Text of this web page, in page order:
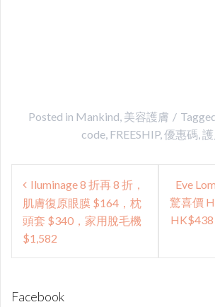
Posted in Mankind 美容護膚
code, FREESHIP, 優惠碼
Post
navigation
Iluminage 8 折再 8 折，
肌膚復原眼膜 $164，枕
頭套 $340，家用脫毛機
$1,582
Eve
驚喜價
HK$438
Facebook